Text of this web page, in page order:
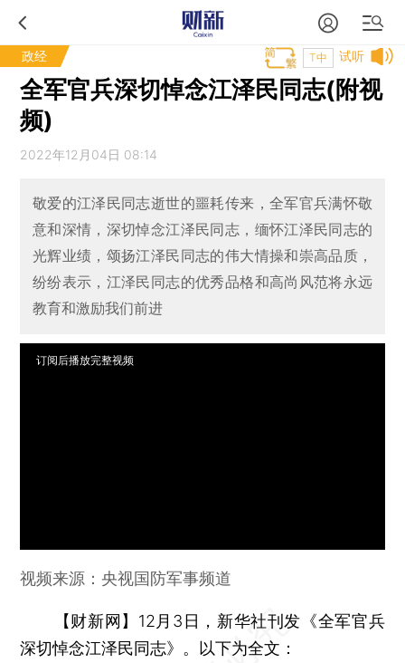
政经 试听
T中
全军官兵深切悼念江泽民同志(附视
频)
2022年12月04日 08:14
敬爱的江泽民同志逝世的噩耗传来，全军官兵满怀敬
意和深情，深切悼念江泽民同志，缅怀江泽民同志的
光辉业绩，颂扬江泽民同志的伟大情操和崇高品质，
纷纷表示，江泽民同志的优秀品格和高尚风范将永远
教育和激励我们前进
订阅后播放完整视频
视频来源：央视国防军事频道
【财新网】 12月3日，新华社刊发《全军官兵
深切悼念江泽民同志》。以下为全文：